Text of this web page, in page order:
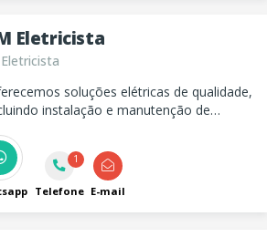
Eletricista
soluções elétricas de qualidade,
instalação e manutenção de
Estamos prontos para atender
necessidades elétricas com eficiência.
1
Telefone E-mail